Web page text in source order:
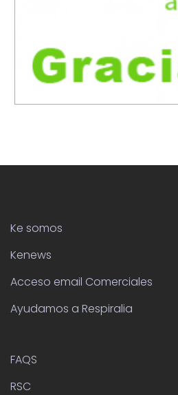
Ke somos
Kenews
Acceso email Comerciales
Ayudamos a Respiralia
FAQS
RSC